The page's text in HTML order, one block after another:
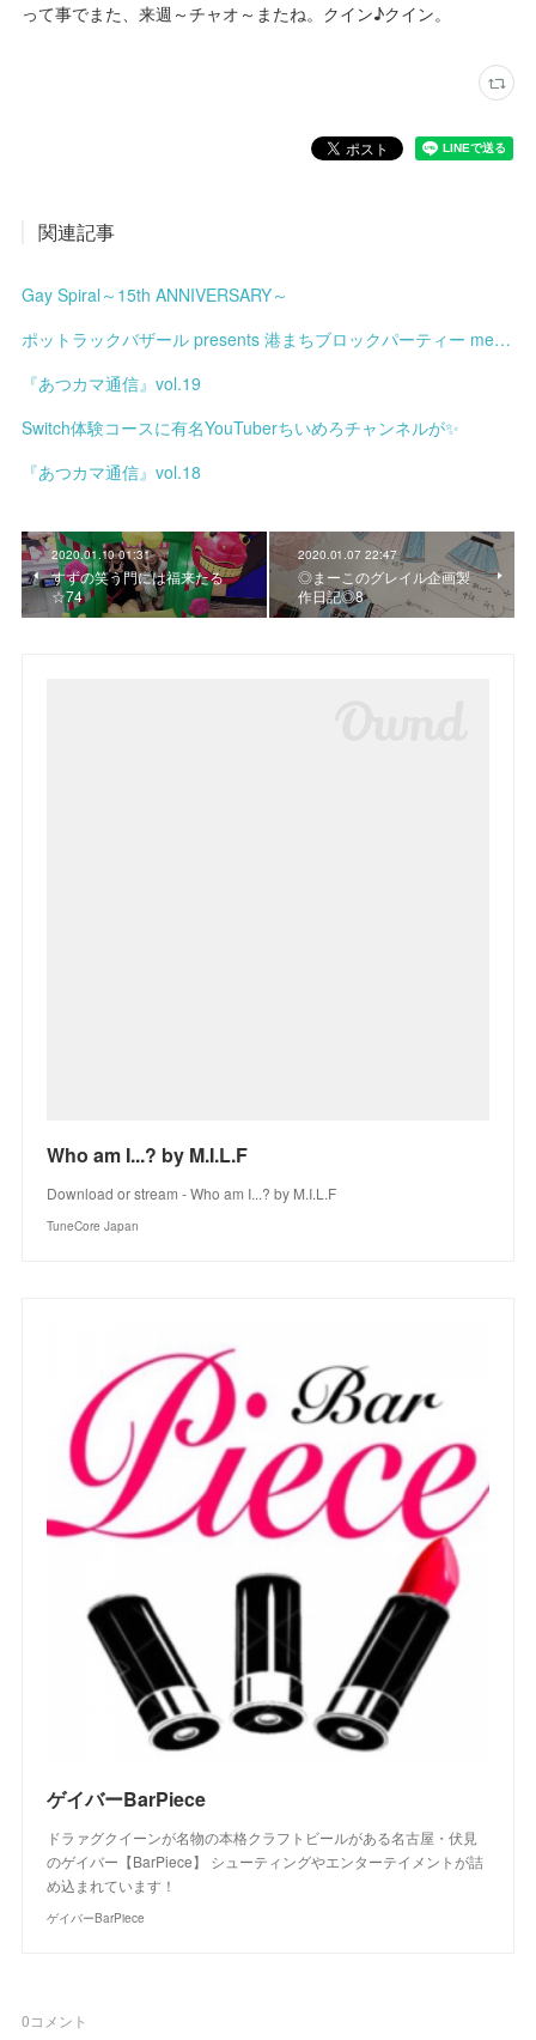
って事でまた、来週～チャオ～またね。クイン♪クイン。
関連記事
Gay Spiral～15th ANNIVERSARY～
ポットラックバザール presents 港まちブロックパーティー meets みなと土曜市
『あつカマ通信』vol.19
Switch体験コースに有名YouTuberちいめろチャンネルが✨
『あつカマ通信』vol.18
2020.01.10 01:31
すずの笑う門には福来たる
☆74
2020.01.07 22:47
◎まーこのグレイル企画製
作日記◎8
Who am I...? by M.I.L.F
Download or stream - Who am I...? by M.I.L.F
TuneCore Japan
ゲイバーBarPiece
ドラァグクイーンが名物の本格クラフトビールがある名古屋・伏見
のゲイバー【BarPiece】 シューティングやエンターテイメントが詰
め込まれています！
ゲイバーBarPiece
0コメント